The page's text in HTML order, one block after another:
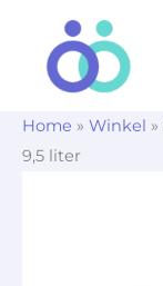
Home » Winkel »
9,5 liter